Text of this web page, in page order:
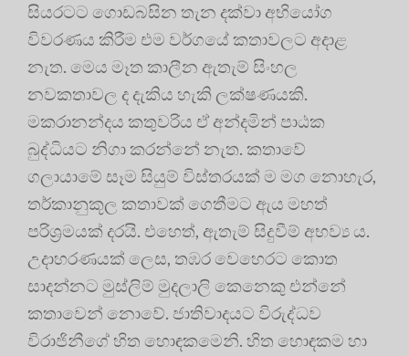
සියරටට ගොඩබසින තැන දක්වා අභියෝග
විවරණය කිරීම එම වර්ගයේ කතාවලට අදාළ
නැත. මෙය මෑත කාලීන ඇතැම් සිංහල
නවකතාවල ද දැකිය හැකි ලක්ෂණයකි.
මකරානන්දය කතුවරිය ඒ අන්දමින් පාඨක
බුද්ධියට නිගා කරන්නේ නැත. කතාවේ
ගලායාමේ සෑම සියුම් විස්තරයක් ම මග නොහැර,
තර්කානුකූල කතාවක් ගෙතීමට ඇය මහත්
පරිශ්‍රමයක් දරයි. එහෙත්, ඇතැම් සිදුවීම් අභව්‍ය ය.
උදාහරණයක් ලෙස, තඹර වෙහෙරට කොත
සාදන්නට මුස්ලිම් මුදලාලි කෙනෙකු එන්නේ
කතාවෙන් නොවේ. ජාතිවාදයට විරුද්ධව
විරාජිනීගේ හිත හොඳකමෙනි. හිත හොඳකම හා